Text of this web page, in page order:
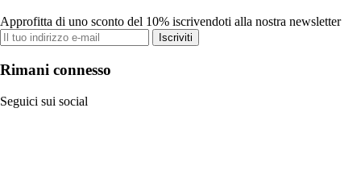
Approfitta di uno sconto del 10% iscrivendoti alla nostra newsletter
Iscriviti
Rimani connesso
Seguici sui social